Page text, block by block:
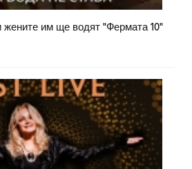
жените им ще водят "Фермата 10"